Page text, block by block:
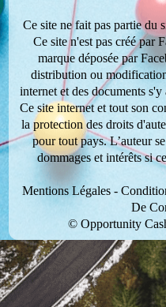
Ce site ne fait pas partie du
Ce site n'est pas créé par
marque déposée par
distribution ou
internet et des documents
Ce site internet et tout son
la protection des droits
pour tout pays. L’auteur
dommages et intérêts si
Mentions Légales-
De
© Opportunity